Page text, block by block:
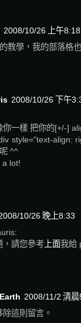
2008/10/26 上午8:18
教學，我的部落格
2008/10/26 下午
你一樣 把你的[+/-]
style="text-align:
^^
a lot!
10/26 晚上8:33
，請您參考 上面我給
2008/11/2 清
這則留言。